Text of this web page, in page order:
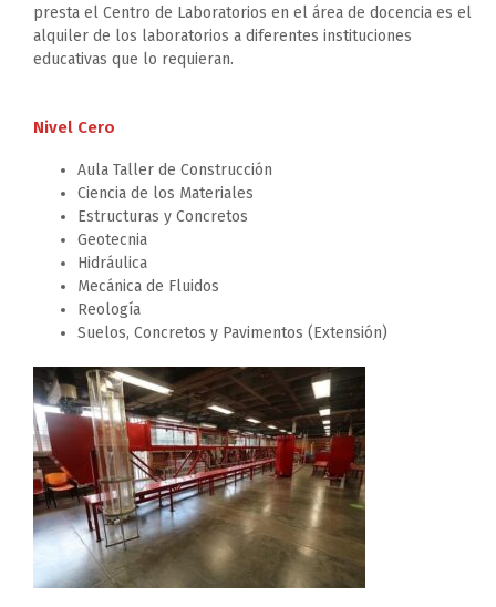
presta el Centro de Laboratorios en el área de docencia es el
alquiler de los laboratorios a diferentes instituciones
educativas que lo requieran.
Nivel Cero
Aula Taller de Construcción
Ciencia de los Materiales
Estructuras y Concretos
Geotecnia
Hidráulica
Mecánica de Fluidos
Reología
Suelos, Concretos y Pavimentos (Extensión)